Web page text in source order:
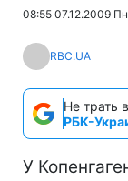
08:55 07.12.2009 Пн
RBC.UA
Не трать
РБК-
У